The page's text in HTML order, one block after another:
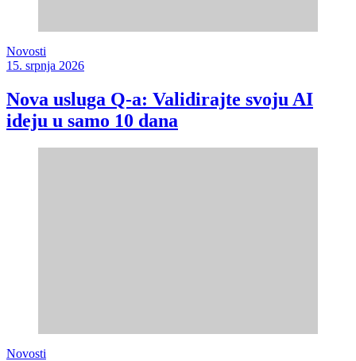
Novosti
15. srpnja 2026
Nova usluga Q-a: Validirajte svoju AI
ideju u samo 10 dana
Novosti